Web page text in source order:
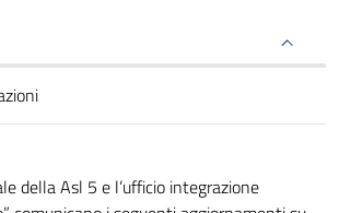
della Asl 5 e l’ufficio integrazione